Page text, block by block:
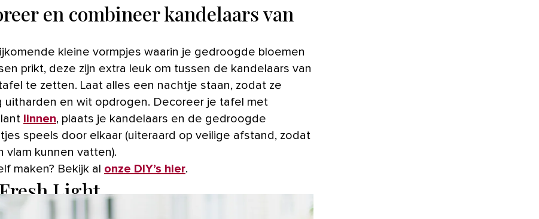
en combineer kandelaars van
kleine vormpjes waarin je gedroogde bloemen
prikt, deze zijn extra leuk om tussen de kandelaars van
te zetten. Laat alles een nachtje staan, zodat ze
uitharden en wit opdrogen. Decoreer je tafel met
linnen, plaats je kandelaars en de gedroogde
speels door elkaar (uiteraard op veilige afstand, zodat
vlam kunnen vatten).
maken? Bekijk al onze DIY’s hier.
Light